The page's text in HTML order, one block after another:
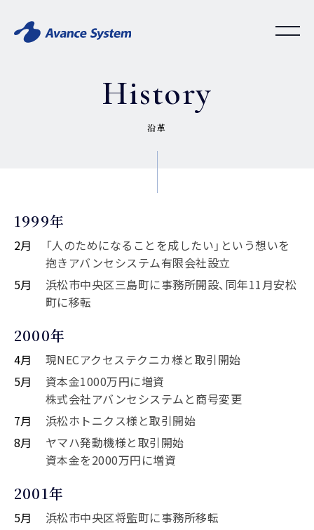
History
沿革
1999年
2月
「人のためになることを成したい」という想いを
抱きアバンセシステム有限会社設立
5月
浜松市中央区三島町に事務所開設、同年11月安松
町に移転
2000年
4月
現NECアクセステクニカ様と取引開始
5月
資本金1000万円に増資
株式会社アバンセシステムと商号変更
7月
浜松ホトニクス様と取引開始
8月
ヤマハ発動機様と取引開始
資本金を2000万円に増資
2001年
5月
浜松市中央区将監町に事務所移転